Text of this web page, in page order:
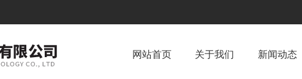
网站首页 关于我们 新闻动态